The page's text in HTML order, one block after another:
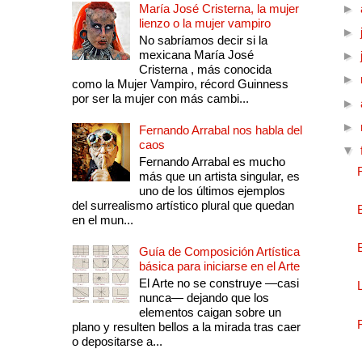
María José Cristerna, la mujer
lienzo o la mujer vampiro
No sabríamos decir si la
mexicana María José
Cristerna , más conocida
como la Mujer Vampiro, récord Guinness
por ser la mujer con más cambi...
Fernando Arrabal nos habla del
caos
Fernando Arrabal es mucho
más que un artista singular, es
uno de los últimos ejemplos
del surrealismo artístico plural que quedan
en el mun...
Guía de Composición Artística
básica para iniciarse en el Arte
El Arte no se construye —casi
nunca— dejando que los
elementos caigan sobre un
plano y resulten bellos a la mirada tras caer
o depositarse a...
►
►
►
►
►
►
▼